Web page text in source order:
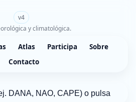
v4
y climatológica.
Atlas Participa
Sobre
Contacto